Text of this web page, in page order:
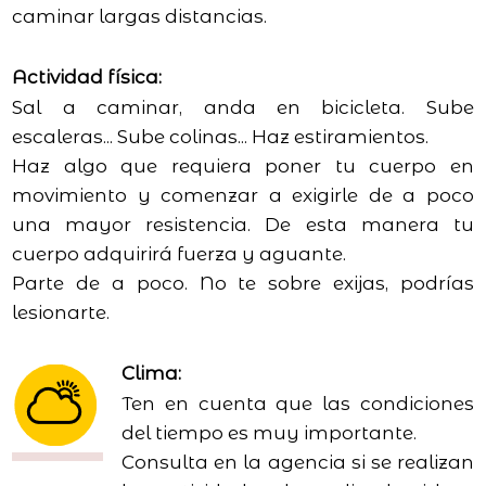
caminar largas distancias.
Actividad física:
Sal a caminar, anda en bicicleta. Sube
escaleras... Sube colinas... Haz estiramientos.
Haz algo que requiera poner tu cuerpo en
movimiento y comenzar a exigirle de a poco
una mayor resistencia. De esta manera tu
cuerpo adquirirá fuerza y aguante.
Parte de a poco. No te sobre exijas, podrías
lesionarte.
Clima:
Ten en cuenta que las condiciones
del tiempo es muy importante.
Consulta en la agencia si se realizan